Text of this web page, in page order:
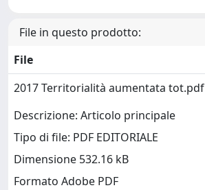
File in questo prodotto:
File
2017 Territorialità aumentata tot.pdf
Descrizione: Articolo principale
Tipo di file: PDF EDITORIALE
Dimensione 532.16 kB
Formato Adobe PDF